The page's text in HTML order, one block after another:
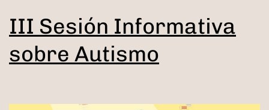
III Sesión Informativa
sobre Autismo